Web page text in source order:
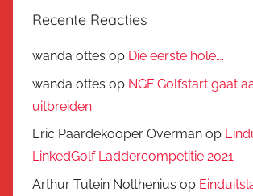
Recente Reacties
wanda ottes op Die eerste hole….
wanda ottes op NGF Golfstart gaat
uitbreiden
Eric Paardekooper Overman op
LinkedGolf Laddercompetitie 2021
Arthur Tutein Nolthenius op